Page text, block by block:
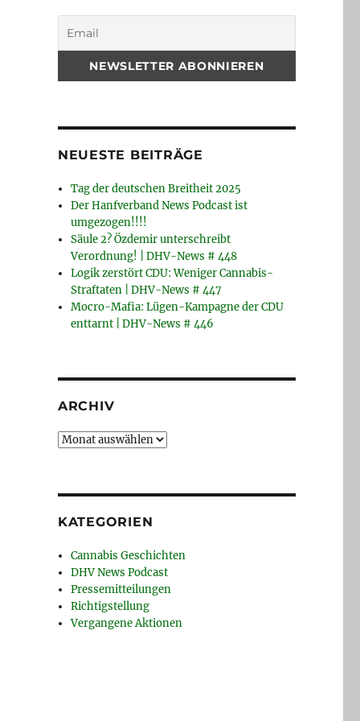
NEUESTE BEITRÄGE
Tag der deutschen Breitheit 2025
Der Hanfverband News Podcast ist
umgezogen!!!!
Säule 2? Özdemir unterschreibt
Verordnung! | DHV-News # 448
Logik zerstört CDU: Weniger Cannabis-
Straftaten | DHV-News # 447
Mocro-Mafia: Lügen-Kampagne der CDU
enttarnt | DHV-News # 446
ARCHIV
Archiv
KATEGORIEN
Cannabis Geschichten
DHV News Podcast
Pressemitteilungen
Richtigstellung
Vergangene Aktionen